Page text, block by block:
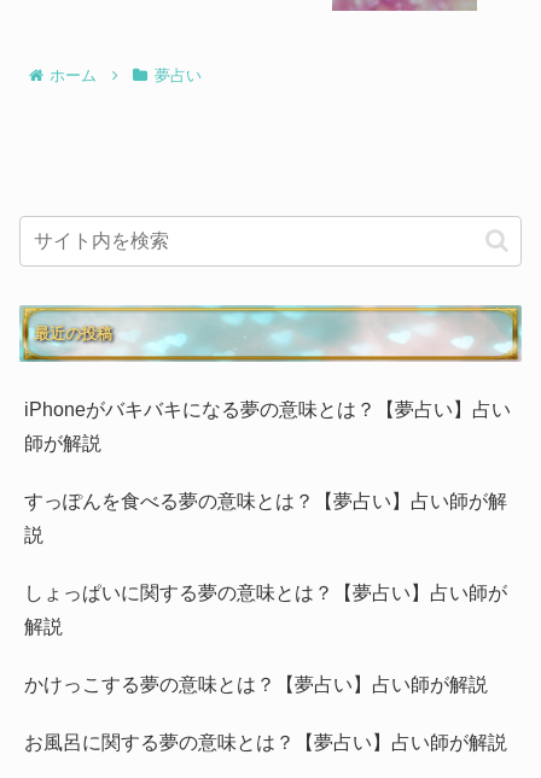
ホーム 夢占い
最近の投稿
iPhoneがバキバキになる夢の意味とは？【夢占い】占い
師が解説
すっぽんを食べる夢の意味とは？【夢占い】占い師が解
説
しょっぱいに関する夢の意味とは？【夢占い】占い師が
解説
かけっこする夢の意味とは？【夢占い】占い師が解説
お風呂に関する夢の意味とは？【夢占い】占い師が解説